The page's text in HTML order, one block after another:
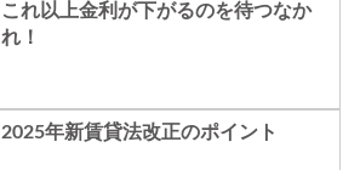
これ以上金利が下がるのを待つなか
れ！
2025年新賃貸法改正のポイント